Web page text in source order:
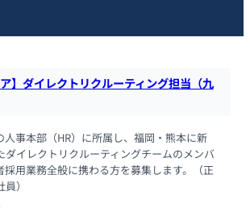
ア】ダイレクトリクルーティング担当（九
人事本部（HR）に所属し、福岡・熊本に新
ダイレクトリクルーティングチームのメンバ
採用業務全般に携わる方を募集します。（正
）